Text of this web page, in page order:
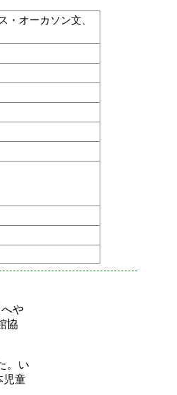
・オーカソン文、
や
協
。い
児童